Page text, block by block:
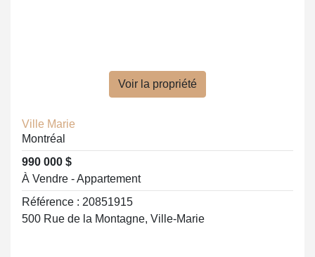
Voir la propriété
Ville Marie
Montréal
990 000 $
À Vendre - Appartement
Référence : 20851915
500 Rue de la Montagne, Ville-Marie